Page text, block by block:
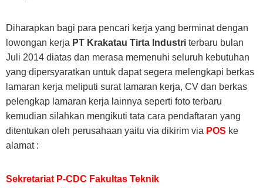
Diharapkan bagi para pencari kerja yang berminat dengan
lowongan kerja PT Krakatau Tirta Industri terbaru bulan
Juli 2014 diatas dan merasa memenuhi seluruh kebutuhan
yang dipersyaratkan untuk dapat segera melengkapi berkas
lamaran kerja meliputi surat lamaran kerja, CV dan berkas
pelengkap lamaran kerja lainnya seperti foto terbaru
kemudian silahkan mengikuti tata cara pendaftaran yang
ditentukan oleh perusahaan yaitu via dikirim via POS ke
alamat :
Sekretariat P-CDC Fakultas Teknik